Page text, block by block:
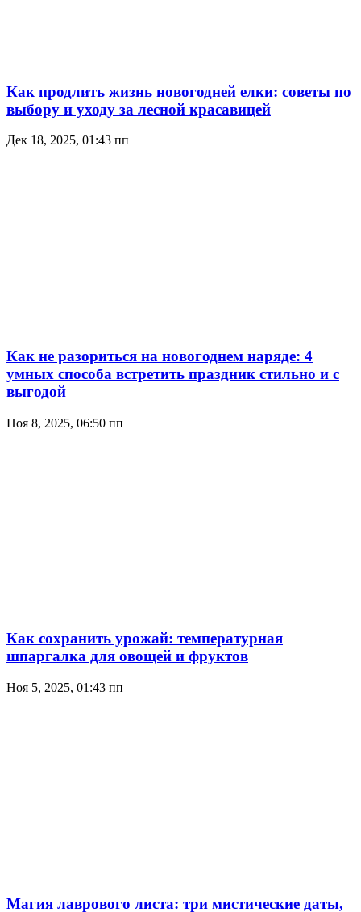
Как продлить жизнь новогодней елки: советы по
выбору и уходу за лесной красавицей
Дек 18, 2025, 01:43 пп
Как не разориться на новогоднем наряде: 4
умных способа встретить праздник стильно и с
выгодой
Ноя 8, 2025, 06:50 пп
Как сохранить урожай: температурная
шпаргалка для овощей и фруктов
Ноя 5, 2025, 01:43 пп
Магия лаврового листа: три мистические даты,